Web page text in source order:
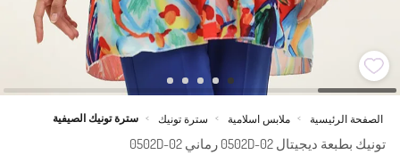
الصفحة الرئيسية > ملابس اسلامية > سترة تونيك > سترة تونيك الصيفية
تونيك بطبعة ديجيتال 0502D-02 رماني 0502D-02